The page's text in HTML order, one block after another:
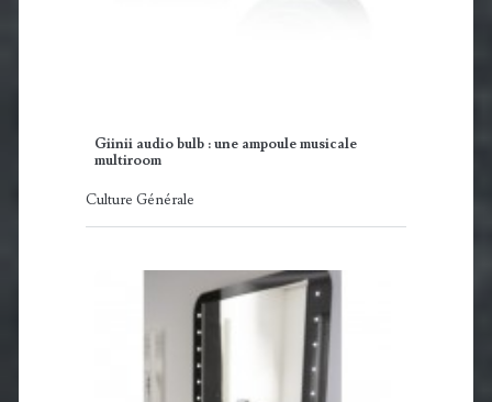
Giinii audio bulb : une ampoule musicale
multiroom
Culture Générale